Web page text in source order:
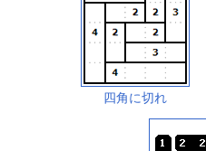
四角に切れ